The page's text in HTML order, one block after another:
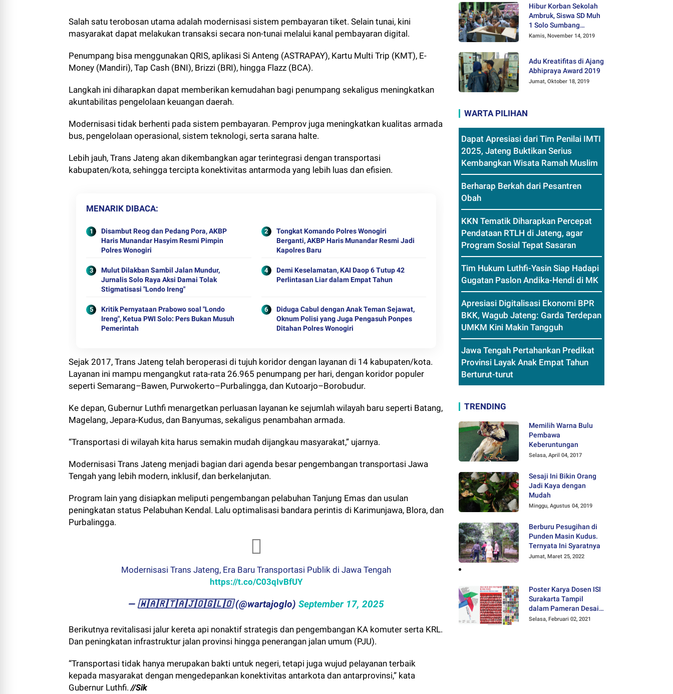
Salah satu terobosan utama adalah modernisasi sistem pembayaran tiket. Selain tunai, kini
masyarakat dapat melakukan transaksi secara non-tunai melalui kanal pembayaran digital.
Penumpang bisa menggunakan QRIS, aplikasi Si Anteng (ASTRAPAY), Kartu Multi Trip (KMT), E-
Money (Mandiri), Tap Cash (BNI), Brizzi (BRI), hingga Flazz (BCA).
Langkah ini diharapkan dapat memberikan kemudahan bagi penumpang sekaligus meningkatkan
akuntabilitas pengelolaan keuangan daerah.
Modernisasi tidak berhenti pada sistem pembayaran. Pemprov juga meningkatkan kualitas armada
bus, pengelolaan operasional, sistem teknologi, serta sarana halte.
Lebih jauh, Trans Jateng akan dikembangkan agar terintegrasi dengan transportasi
kabupaten/kota, sehingga tercipta konektivitas antarmoda yang lebih luas dan efisien.
MENARIK DIBACA
Disambut Reog dan Pedang Pora, AKBP
Haris Munandar Hasyim Resmi Pimpin
Polres Wonogiri
Tongkat Komando Polres Wonogiri
Berganti, AKBP Haris Munandar Resmi Jadi
Kapolres Baru
Mulut Dilakban Sambil Jalan Mundur,
Jurnalis Solo Raya Aksi Damai Tolak
Stigmatisasi "Londo Ireng"
Demi Keselamatan, KAI Daop 6 Tutup 42
Perlintasan Liar dalam Empat Tahun
Kritik Pernyataan Prabowo soal "Londo
Ireng", Ketua PWI Solo: Pers Bukan Musuh
Pemerintah
Diduga Cabul dengan Anak Teman Sejawat,
Oknum Polisi yang Juga Pengasuh Ponpes
Ditahan Polres Wonogiri
Sejak 2017, Trans Jateng telah beroperasi di tujuh koridor dengan layanan di 14 kabupaten/kota.
Layanan ini mampu mengangkut rata-rata 26.965 penumpang per hari, dengan koridor populer
seperti Semarang–Bawen, Purwokerto–Purbalingga, dan Kutoarjo–Borobudur.
Ke depan, Gubernur Luthfi menargetkan perluasan layanan ke sejumlah wilayah baru seperti Batang,
Magelang, Jepara-Kudus, dan Banyumas, sekaligus penambahan armada.
“Transportasi di wilayah kita harus semakin mudah dijangkau masyarakat,” ujarnya.
Modernisasi Trans Jateng menjadi bagian dari agenda besar pengembangan transportasi Jawa
Tengah yang lebih modern, inklusif, dan berkelanjutan.
Program lain yang disiapkan meliputi pengembangan pelabuhan Tanjung Emas dan usulan
peningkatan status Pelabuhan Kendal. Lalu optimalisasi bandara perintis di Karimunjawa, Blora, dan
Purbalingga.
Modernisasi Trans Jateng, Era Baru Transportasi Publik di Jawa Tengah
https://t.co/C03qIvBfUY
— ​🇼​​🇦​​🇷​​🇹​​🇦​​🇯​​🇴​​🇬​​🇱​​🇴 (@wartajoglo) September 17, 2025
Berikutnya revitalisasi jalur kereta api nonaktif strategis dan pengembangan KA komuter serta KRL.
Dan peningkatan infrastruktur jalan provinsi hingga penerangan jalan umum (PJU).
“Transportasi tidak hanya merupakan bakti untuk negeri, tetapi juga wujud pelayanan terbaik
kepada masyarakat dengan mengedepankan konektivitas antarkota dan antarprovinsi,” kata
Gubernur Luthfi.//Sik
Hibur Korban Sekolah
Ambruk, Siswa SD Muh
1 Solo Sumbang
Mainan Othok-othok
Kamis, November 14, 2019
Adu Kreatifitas di Ajang
Abhipraya Award 2019
Jumat, Oktober 18, 2019
WARTA PILIHAN
Dapat Apresiasi dari Tim Penilai IMTI
2025, Jateng Buktikan Serius
Kembangkan Wisata Ramah Muslim
Berharap Berkah dari Pesantren
Obah
KKN Tematik Diharapkan Percepat
Pendataan RTLH di Jateng, agar
Program Sosial Tepat Sasaran
Tim Hukum Luthfi-Yasin Siap Hadapi
Gugatan Paslon Andika-Hendi di MK
Apresiasi Digitalisasi Ekonomi BPR
BKK, Wagub Jateng: Garda Terdepan
UMKM Kini Makin Tangguh
Jawa Tengah Pertahankan Predikat
Provinsi Layak Anak Empat Tahun
Berturut-turut
TRENDING
Memilih Warna Bulu
Pembawa
Keberuntungan
Selasa, April 04, 2017
Sesaji Ini Bikin Orang
Jadi Kaya dengan
Mudah
Minggu, Agustus 04, 2019
Berburu Pesugihan di
Punden Masin Kudus.
Ternyata Ini Syaratnya
Jumat, Maret 25, 2022
Poster Karya Dosen ISI
Surakarta Tampil
dalam Pameran Desain
Poster Internasional
Selasa, Februari 02, 2021